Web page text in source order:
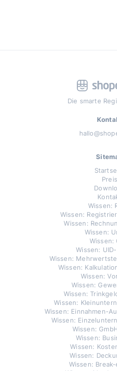
Die smarte
Preis
Wissen:
Wissen:
Wissen:
Wissen:
Wissen:
Wissen:
Wissen:
Wissen:
Wissen:
Wissen:
Wissen:
Wissen:
Wissen: Einnahmen-
Wissen:
Wissen:
Wissen:
Wissen:
Wissen:
Wissen: